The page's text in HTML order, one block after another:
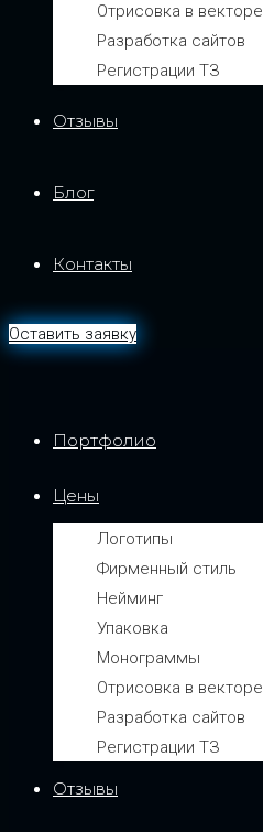
Отрисовка в векторе
Разработка сайтов
Регистрации ТЗ
Отзывы
Блог
Контакты
Оставить заявку
Портфолио
Цены
Логотипы
Фирменный стиль
Нейминг
Упаковка
Монограммы
Отрисовка в векторе
Разработка сайтов
Регистрации ТЗ
Отзывы